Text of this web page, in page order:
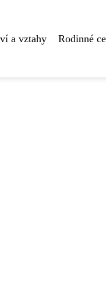
a vztahy Rodinné